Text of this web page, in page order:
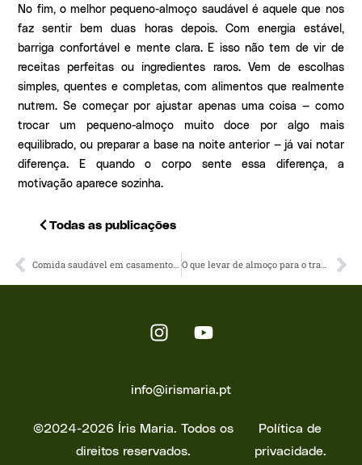
No fim, o melhor pequeno-almoço saudável é aquele que nos
faz sentir bem duas horas depois. Com energia estável,
barriga confortável e mente clara. E isso não tem de vir de
receitas perfeitas ou ingredientes raros. Vem de escolhas
simples, quentes e completas, com alimentos que realmente
nutrem. Se começar por ajustar apenas uma coisa — como
trocar um pequeno-almoço muito doce por algo mais
equilibrado, ou preparar a base na noite anterior — já vai notar
diferença. E quando o corpo sente essa diferença, a
motivação aparece sozinha.
Todas as publicações
Comida saudável em casamentos e batizados? Claro que sim! O que levar de almoço para o trabalho?
info@irismaria.pt
©2024-2026 Íris Maria. Todos os
direitos reservados.
Política de
privacidade.